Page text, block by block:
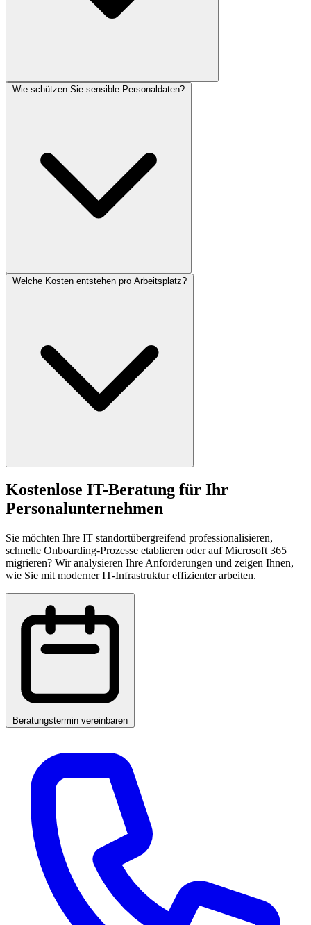
Wie schützen Sie sensible Personaldaten?
Welche Kosten entstehen pro Arbeitsplatz?
Kostenlose IT-Beratung für Ihr
Personalunternehmen
Sie möchten Ihre IT standortübergreifend professionalisieren,
schnelle Onboarding-Prozesse etablieren oder auf Microsoft 365
migrieren? Wir analysieren Ihre Anforderungen und zeigen Ihnen,
wie Sie mit moderner IT-Infrastruktur effizienter arbeiten.
Beratungstermin vereinbaren